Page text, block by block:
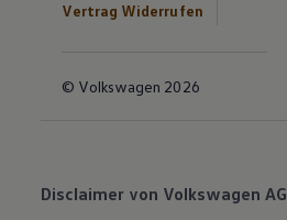
Vertrag Widerrufen
© Volkswagen 2026
Disclaimer von Volkswagen AG